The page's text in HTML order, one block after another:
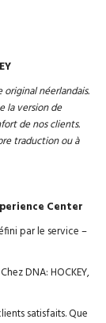
néerlandais.
la version de
de nos clients.
traduction ou à
Center
par le service –
DNA: HOCKEY,
satisfaits. Que